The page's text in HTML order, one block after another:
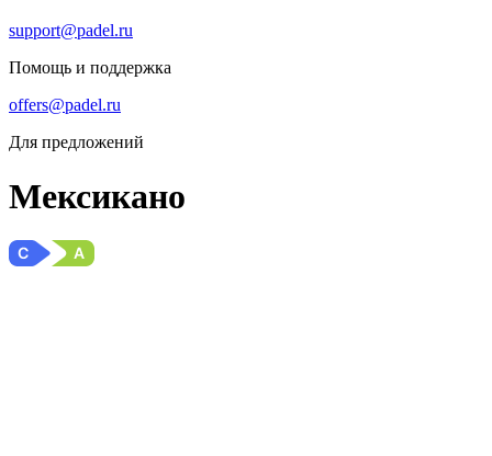
support@padel.ru
Помощь и поддержка
offers@padel.ru
Для предложений
Мексикано